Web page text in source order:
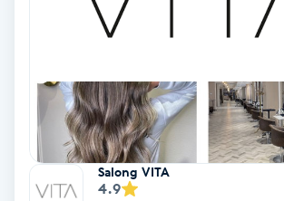
Spa manikyr & pedikyr
Salong VITA
4.9